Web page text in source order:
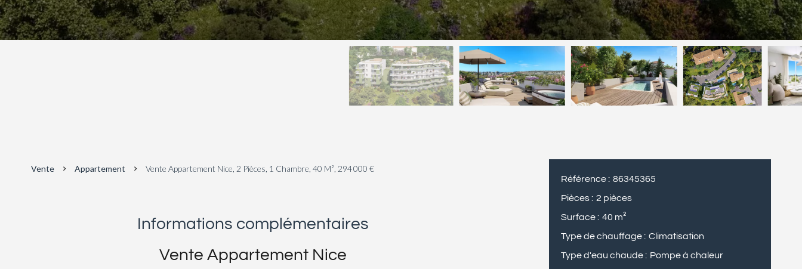
Vente Appartement Vente Appartement Nice, 2 Pièces, 1 Chambre, 40 M², 294 000 €
Informations complémentaires
Vente Appartement Nice
Référence
86345365
Pièces
2 pièces
Surface
40 m²
Type de chauffage
Climatisation
Type d'eau chaude
Pompe à chaleur